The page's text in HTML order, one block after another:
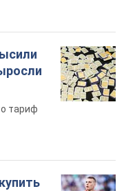
тариф